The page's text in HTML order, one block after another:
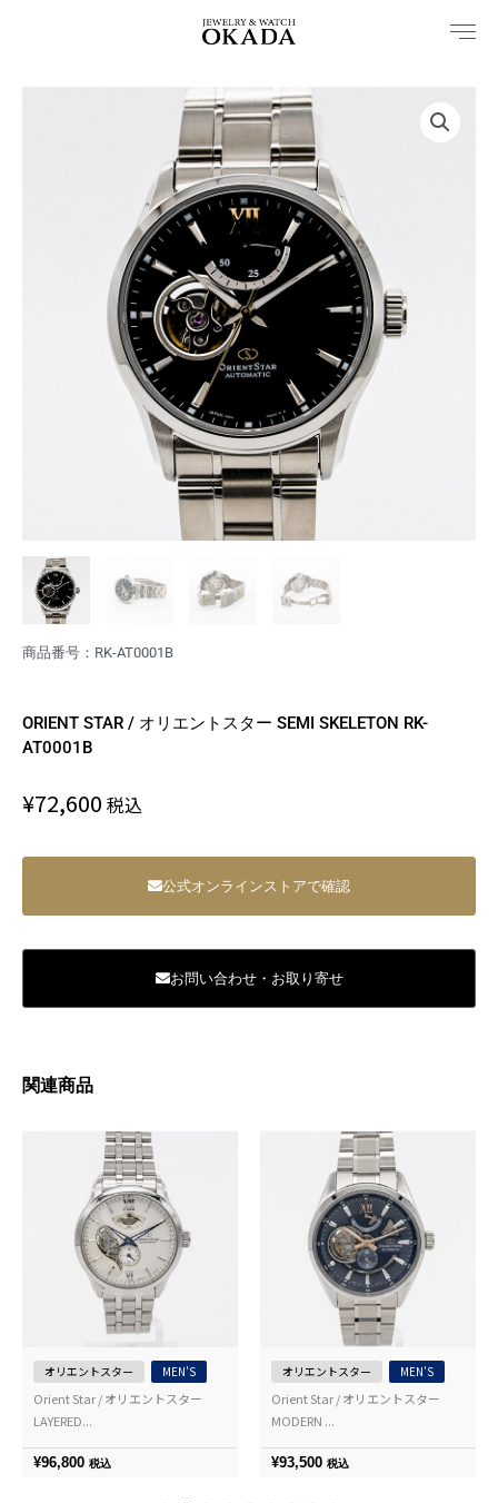
商品番号：RK-AT0001B
ORIENT STAR / オリエントスター SEMI SKELETON RK-
AT0001B
¥72,600 税込
公式オンラインストアで確認
お問い合わせ・お取り寄せ
関連商品
オリエントスター MEN'S
Orient Star / オリエントスター
LAYERED...
¥96,800 税込
オリエントスター MEN'S
Orient Star / オリエントスター
MODERN ...
¥93,500 税込